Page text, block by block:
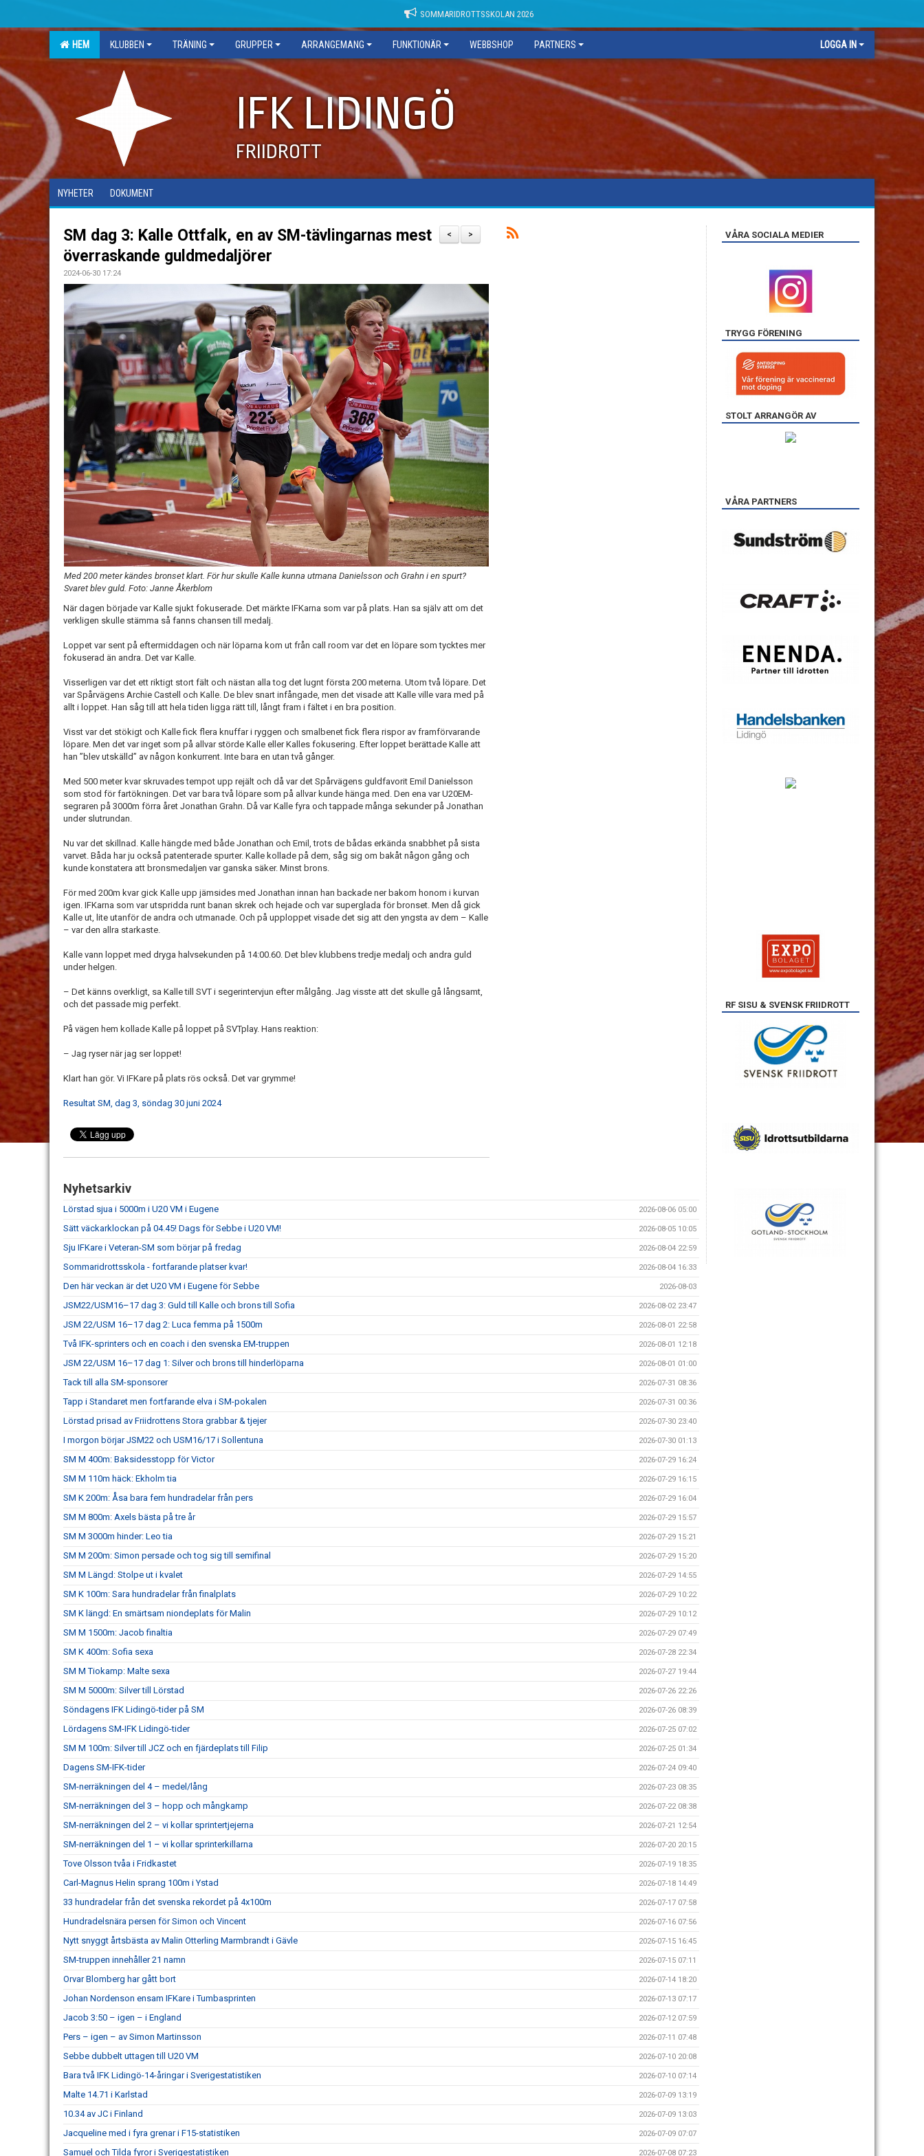
SOMMARIDROTTSSKOLAN 2026
HEM KLUBBEN TRÄNING GRUPPER ARRANGEMANG FUNKTIONÄR WEBBSHOP PARTNERS LOGGA IN
IFK LIDINGÖ
FRIIDROTT
NYHETER DOKUMENT
>
<
SM dag 3: Kalle Ottfalk, en av SM-tävlingarnas mest
överraskande guldmedaljörer
2024-06-30 17:24
Med 200 meter kändes bronset klart. För hur skulle Kalle kunna utmana Danielsson och Grahn i en spurt?
Svaret blev guld. Foto: Janne Åkerblom
När dagen började var Kalle sjukt fokuserade. Det märkte IFKarna som var på plats. Han sa själv att om det
verkligen skulle stämma så fanns chansen till medalj.
Loppet var sent på eftermiddagen och när löparna kom ut från call room var det en löpare som tycktes mer
fokuserad än andra. Det var Kalle.
Visserligen var det ett riktigt stort fält och nästan alla tog det lugnt första 200 meterna. Utom två löpare. Det
var Spårvägens Archie Castell och Kalle. De blev snart infångade, men det visade att Kalle ville vara med på
allt i loppet. Han såg till att hela tiden ligga rätt till, långt fram i fältet i en bra position.
Visst var det stökigt och Kalle fick flera knuffar i ryggen och smalbenet fick flera rispor av framförvarande
löpare. Men det var inget som på allvar störde Kalle eller Kalles fokusering. Efter loppet berättade Kalle att
han ”blev utskälld” av någon konkurrent. Inte bara en utan två gånger.
Med 500 meter kvar skruvades tempot upp rejält och då var det Spårvägens guldfavorit Emil Danielsson
som stod för fartökningen. Det var bara två löpare som på allvar kunde hänga med. Den ena var U20EM-
segraren på 3000m förra året Jonathan Grahn. Då var Kalle fyra och tappade många sekunder på Jonathan
under slutrundan.
Nu var det skillnad. Kalle hängde med både Jonathan och Emil, trots de bådas erkända snabbhet på sista
varvet. Båda har ju också patenterade spurter. Kalle kollade på dem, såg sig om bakåt någon gång och
kunde konstatera att bronsmedaljen var ganska säker. Minst brons.
För med 200m kvar gick Kalle upp jämsides med Jonathan innan han backade ner bakom honom i kurvan
igen. IFKarna som var utspridda runt banan skrek och hejade och var superglada för bronset. Men då gick
Kalle ut, lite utanför de andra och utmanade. Och på upploppet visade det sig att den yngsta av dem – Kalle
– var den allra starkaste.
Kalle vann loppet med dryga halvsekunden på 14:00.60. Det blev klubbens tredje medalj och andra guld
under helgen.
– Det känns overkligt, sa Kalle till SVT i segerintervjun efter målgång. Jag visste att det skulle gå långsamt,
och det passade mig perfekt.
På vägen hem kollade Kalle på loppet på SVTplay. Hans reaktion:
– Jag ryser när jag ser loppet!
Klart han gör. Vi IFKare på plats rös också. Det var grymme!
Resultat SM, dag 3, söndag 30 juni 2024
Nyhetsarkiv
Lörstad sjua i 5000m i U20 VM i Eugene 2026-08-06 05:00
Sätt väckarklockan på 04.45! Dags för Sebbe i U20 VM! 2026-08-05 10:05
Sju IFKare i Veteran-SM som börjar på fredag 2026-08-04 22:59
Sommaridrottsskola - fortfarande platser kvar! 2026-08-04 16:33
Den här veckan är det U20 VM i Eugene för Sebbe 2026-08-03
JSM22/USM16–17 dag 3: Guld till Kalle och brons till Sofia 2026-08-02 23:47
JSM 22/USM 16–17 dag 2: Luca femma på 1500m 2026-08-01 22:58
Två IFK-sprinters och en coach i den svenska EM-truppen 2026-08-01 12:18
JSM 22/USM 16–17 dag 1: Silver och brons till hinderlöparna 2026-08-01 01:00
Tack till alla SM-sponsorer 2026-07-31 08:36
Tapp i Standaret men fortfarande elva i SM-pokalen 2026-07-31 00:36
Lörstad prisad av Friidrottens Stora grabbar & tjejer 2026-07-30 23:40
I morgon börjar JSM22 och USM16/17 i Sollentuna 2026-07-30 01:13
SM M 400m: Baksidesstopp för Victor 2026-07-29 16:24
SM M 110m häck: Ekholm tia 2026-07-29 16:15
SM K 200m: Åsa bara fem hundradelar från pers 2026-07-29 16:04
SM M 800m: Axels bästa på tre år 2026-07-29 15:57
SM M 3000m hinder: Leo tia 2026-07-29 15:21
SM M 200m: Simon persade och tog sig till semifinal 2026-07-29 15:20
SM M Längd: Stolpe ut i kvalet 2026-07-29 14:55
SM K 100m: Sara hundradelar från finalplats 2026-07-29 10:22
SM K längd: En smärtsam niondeplats för Malin 2026-07-29 10:12
SM M 1500m: Jacob finaltia 2026-07-29 07:49
SM K 400m: Sofia sexa 2026-07-28 22:34
SM M Tiokamp: Malte sexa 2026-07-27 19:44
SM M 5000m: Silver till Lörstad 2026-07-26 22:26
Söndagens IFK Lidingö-tider på SM 2026-07-26 08:39
Lördagens SM-IFK Lidingö-tider 2026-07-25 07:02
SM M 100m: Silver till JCZ och en fjärdeplats till Filip 2026-07-25 01:34
Dagens SM-IFK-tider 2026-07-24 09:40
SM-nerräkningen del 4 – medel/lång 2026-07-23 08:35
SM-nerräkningen del 3 – hopp och mångkamp 2026-07-22 08:38
SM-nerräkningen del 2 – vi kollar sprintertjejerna 2026-07-21 12:54
SM-nerräkningen del 1 – vi kollar sprinterkillarna 2026-07-20 20:15
Tove Olsson tvåa i Fridkastet 2026-07-19 18:35
Carl-Magnus Helin sprang 100m i Ystad 2026-07-18 14:49
33 hundradelar från det svenska rekordet på 4x100m 2026-07-17 07:58
Hundradelsnära persen för Simon och Vincent 2026-07-16 07:56
Nytt snyggt årtsbästa av Malin Otterling Marmbrandt i Gävle 2026-07-15 16:45
SM-truppen innehåller 21 namn 2026-07-15 07:11
Orvar Blomberg har gått bort 2026-07-14 18:20
Johan Nordenson ensam IFKare i Tumbasprinten 2026-07-13 07:17
Jacob 3:50 – igen – i England 2026-07-12 07:59
Pers – igen – av Simon Martinsson 2026-07-11 07:48
Sebbe dubbelt uttagen till U20 VM 2026-07-10 20:08
Bara två IFK Lidingö-14-åringar i Sverigestatistiken 2026-07-10 07:14
Malte 14.71 i Karlstad 2026-07-09 13:19
10.34 av JC i Finland 2026-07-09 13:03
Jacqueline med i fyra grenar i F15-statistiken 2026-07-09 07:07
Samuel och Tilda fyror i Sverigestatistiken 2026-07-08 07:23
VÅRA SOCIALA MEDIER
TRYGG FÖRENING
STOLT ARRANGÖR AV
VÅRA PARTNERS
RF SISU & SVENSK FRIIDROTT